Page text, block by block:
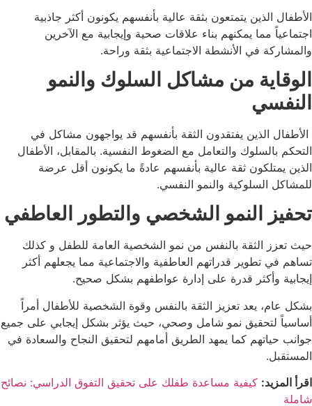
الأطفال الذين يتمتعون بثقة عالية بأنفسهم يكونون أكثر جاذبية
اجتماعياً مما يمكنهم بناء علاقات صحية وإيجابية مع الآخرين
والمشاركة في الأنشطة الاجتماعية بثقة وراحة.
الوقاية من مشاكل السلوك والنمو
النفسي
الأطفال الذين يفتقدون الثقة بأنفسهم قد يواجهون مشاكل في
التحكم بالسلوك والتعامل مع الضغوط النفسية. بالمقابل، الأطفال
الذين يمتلكون ثقة عالية بأنفسهم عادةً ما يكونون أقل عرضة
للمشاكل السلوكية والنمو النفسي.
تحفيز النمو الشخصي والتطور العاطفي
حيث تعزز الثقة بالنفس من نمو الشخصية العامة للطفل و كذلك
تساهم في تطوير قدراتهم العاطفية والاجتماعية مما يجعلهم أكثر
إيجابية وأكثر قدرة على إدارة عواطفهم بشكل صحيح.
بشكل عام، يعد تعزيز الثقة بالنفس وقوة الشخصية للأطفال أمراً
أساسياً لتحقيق نمو شامل وصحي، حيث يؤثر بشكل إيجابي على جميع
جوانب حياتهم كما يمهد الطريق أمامهم لتحقيق النجاح والسعادة في
المستقبل.
اقرأ المزيد: كيفية مساعدة طفلك على تحقيق التفوق الدراسي: نصائح
شاملة